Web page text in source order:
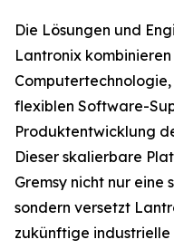
Die Lösungen und
Lantronix
flexiblen Software-
Produktentwicklung
Dieser skalierbare
Gremsy nicht nur eine
sondern versetzt
zukünftige